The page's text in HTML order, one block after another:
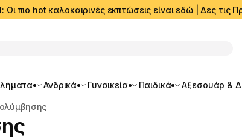
Οι πιο hot καλοκαιρινές εκπτώσεις είναι εδώ | Δες τις
Ανδρικά Γυναικεία Παιδικά Αξεσουάρ &